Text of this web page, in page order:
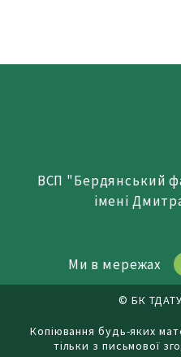
ВСП "Бердянський
імені
Ми в мережах
© БК
Копіювання будь-яких
тільки з письмової